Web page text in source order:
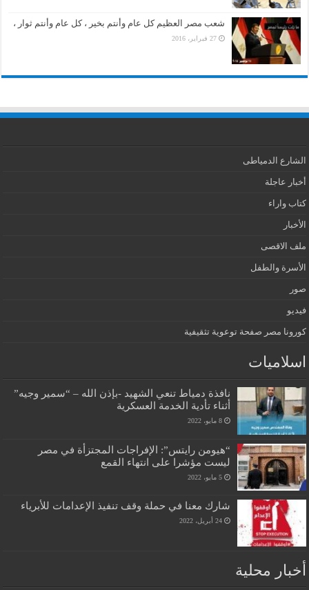
شعب مصر العظيم كل عام وأنتم بخير ، كل عام وأنتم ثوار ،
27 فبراير، 2016
الشارع الدمياطى
أخبار عاجلة
كتاب واراء
الأخبار
ملف الاقصى
الأسرة والطفل
صور
فيديو
كورونا مصر صفحة توعوية تثقيفية
اسلاميات
نافذة دمياط تنعي الشهيد -بإذن الله – “سمير وجيه”
أثناء تأدية الخدمة العسكرية
8 مايو، 2022
“هيومن رايتس”: الإفراجات المجتزأة في مصر
ليست مؤشرا على انتهاء القمع
5 مايو، 2022
شارك معنا في حملة وقف تنفيذ الإعدامات للأبرياء
24 أبريل، 2022
أخبار محلية